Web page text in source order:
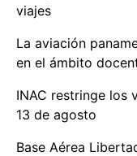
viajes
La aviación
en el ámbito
INAC restringe los
13 de agosto
Base Aérea